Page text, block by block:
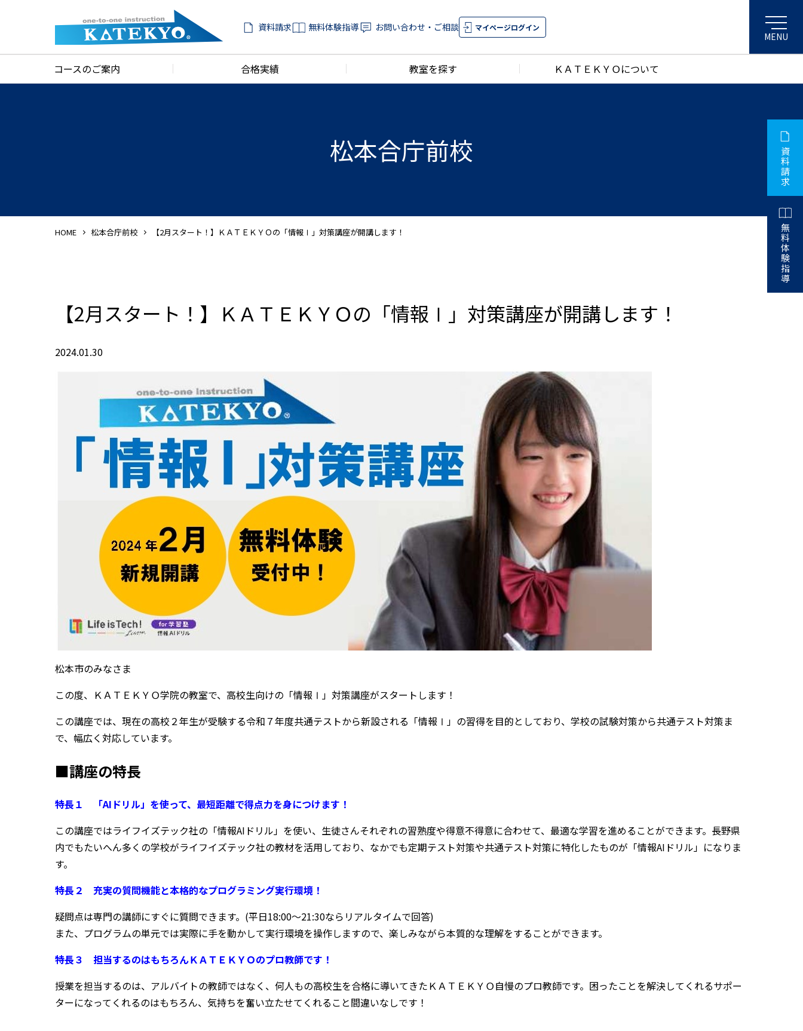
資料請求 無料体験指導 お問い合わせ・ご相談 マイページログイン
コースのご案内 合格実績 教室を探す ＫＡＴＥＫＹＯについて
松本合庁前校
HOME 松本合庁前校 【2月スタート！】ＫＡＴＥＫＹＯの「情報Ⅰ」対策講座が開講します！
【2月スタート！】ＫＡＴＥＫＹＯの「情報Ⅰ」対策講座が開講します！
2024.01.30
松本市のみなさま
この度、ＫＡＴＥＫＹＯ学院の教室で、高校生向けの「情報Ⅰ」対策講座がスタートします！
この講座では、現在の高校２年生が受験する令和７年度共通テストから新設される「情報Ⅰ」の習得を目的としており、学校の試験対策から共通テスト対策ま
で、幅広く対応しています。
■講座の特長
特長１ 「AIドリル」を使って、最短距離で得点力を身につけます！
この講座ではライフイズテック社の「情報AIドリル」を使い、生徒さんそれぞれの習熟度や得意不得意に合わせて、最適な学習を進めることができます。長野県
内でもたいへん多くの学校がライフイズテック社の教材を活用しており、なかでも定期テスト対策や共通テスト対策に特化したものが「情報AIドリル」になりま
す。
特長２ 充実の質問機能と本格的なプログラミング実行環境！
疑問点は専門の講師にすぐに質問できます。(平日18:00〜21:30ならリアルタイムで回答)
また、プログラムの単元では実際に手を動かして実行環境を操作しますので、楽しみながら本質的な理解をすることができます。
特長３ 担当するのはもちろんＫＡＴＥＫＹＯのプロ教師です！
授業を担当するのは、アルバイトの教師ではなく、何人もの高校生を合格に導いてきたＫＡＴＥＫＹＯ自慢のプロ教師です。困ったことを解決してくれるサポー
ターになってくれるのはもちろん、気持ちを奮い立たせてくれること間違いなしです！
資
料
請
求
無
料
体
験
指
導